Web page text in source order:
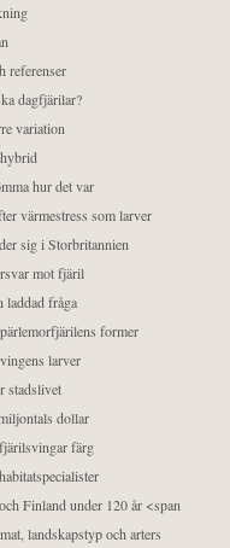
referenser
dagfjärilar?
variation
hur det var
värmestress som larver
sig i Storbritannien
mot fjäril
laddad fråga
former
larver
stadslivet
dollar
färg
Finland under 120 år <span
landskapstyp och arters